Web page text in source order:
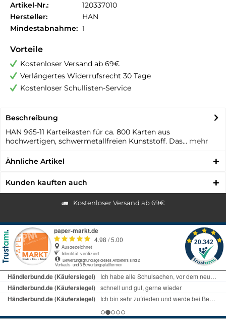
Artikel-Nr.:
120337010
Hersteller:
HAN
Mindestabnahme: 1
Vorteile
Kostenloser Versand ab 69€
Verlängertes Widerrufsrecht 30 Tage
Kostenloser Schullisten-Service
Beschreibung
HAN 965-11 Karteikasten für ca. 800 Karten aus
hochwertigen, schwermetallfreien Kunststoff. Das... mehr
Ähnliche Artikel
Kunden kauften auch
Kostenloser Versand ab 69€